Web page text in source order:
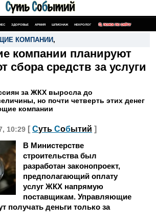
ЗДОРОВЬЕ АРМИЯ ШПИОНАЖ НЕКРОЛОГ ПОИСК ПО САЙТУ
КОМПАНИИ ,
компании планируют
сбора средств за услуги
за ЖКХ выросла до
но почти четверть этих денег
компании
10:29 [ Суть Событий ]
В Министерстве
строительства был
разработан законопроект,
предполагающий оплату
услуг ЖКХ напрямую
поставщикам. Управляющие
получать деньги только за